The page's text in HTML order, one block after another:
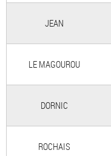
JEAN
LE MAGOUROU
DORNIC
ROCHAIS